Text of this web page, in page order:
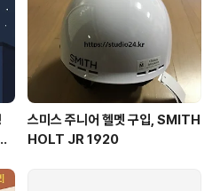
스미스 주니어 헬멧 구입, SMITH
HOLT JR 1920